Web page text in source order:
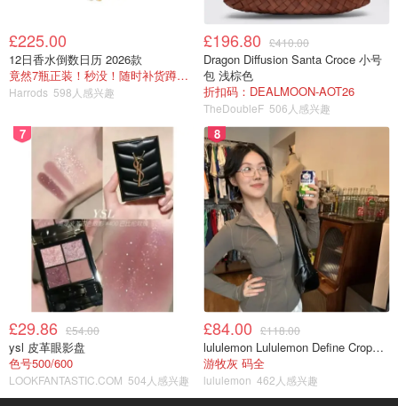
£225.00
12日香水倒数日历 2026款
竟然7瓶正装！秒没！随时补货蹲！！！
Harrods 598人感兴趣
£196.80 £410.00
Dragon Diffusion Santa Croce 小号
包 浅棕色
折扣码：DEALMOON-AOT26
TheDoubleF 506人感兴趣
7
£29.86 £54.00
ysl 皮革眼影盘
色号500/600
LOOKFANTASTIC.COM 504人感兴趣
8
£84.00 £118.00
lululemon Lululemon Define Cropped Nulu 短夹克
游牧灰 码全
lululemon 462人感兴趣